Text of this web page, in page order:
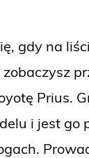
gdy na
Prius.
i jest go